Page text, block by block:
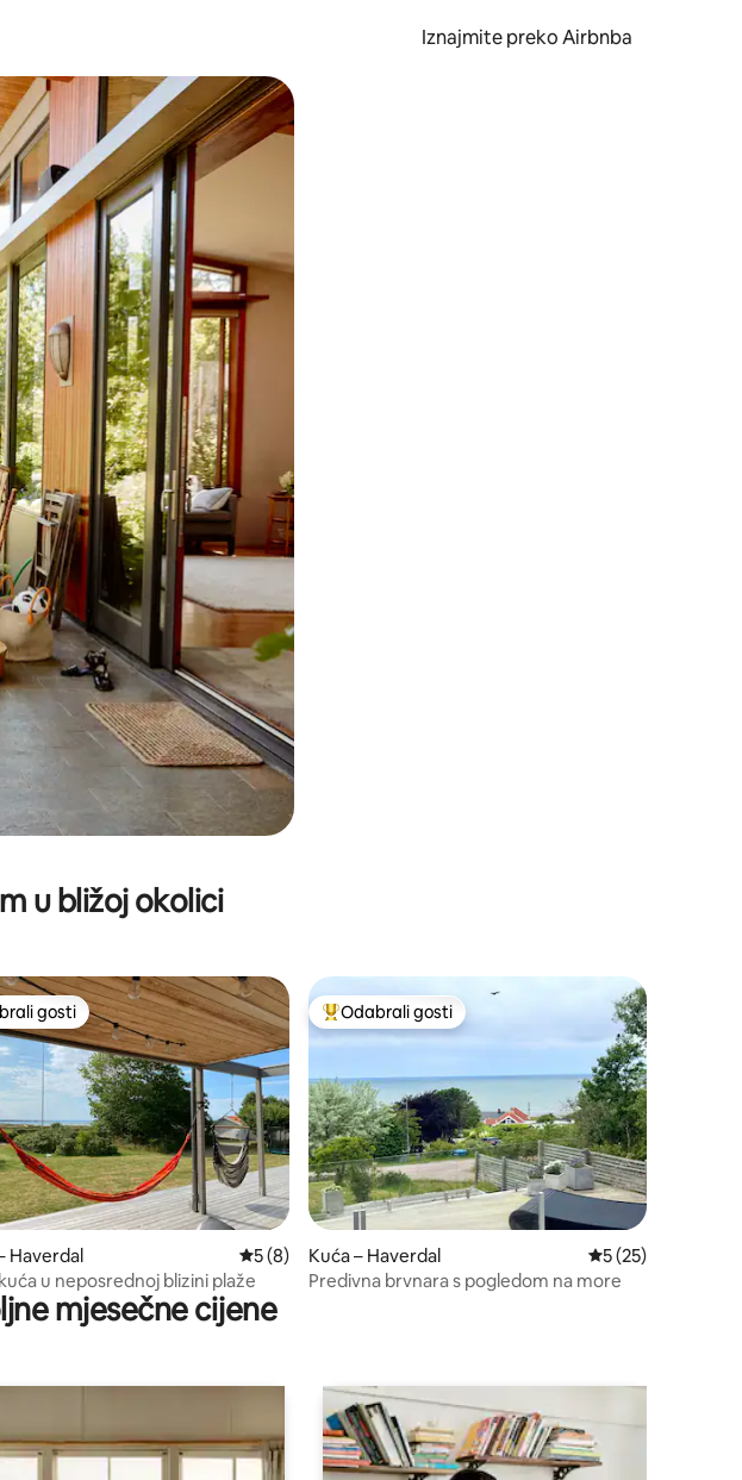
Iznajmite preko Airbnba
dolje, kao i dodirom ili prelaskom prstom po zaslonu.
u bližoj okolici
5/5, recenzija: 12
gosti
gosti
Haverdal Prosječna ocjena: 5/5, recenzija: 8
5 (8)
u neposrednoj blizini plaže
Među najviše rangiranima s oznakom „Odabrali gosti”
Odabrali gosti
Kuća – Haverdal Prosječna ocjena:
5 (25)
Predivna brvnara s pogledom na more
mjesečne cijene